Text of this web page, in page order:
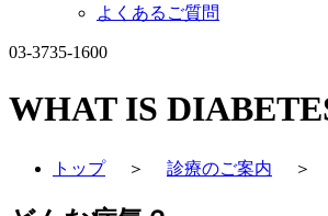
よくあるご質問
03-3735-1600
WHAT IS
トップ＞ 診療のご案内 ＞